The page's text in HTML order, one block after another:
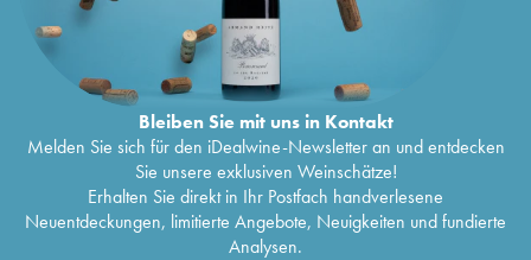
Bleiben Sie mit uns in Kontakt
Melden Sie sich für den iDealwine-Newsletter an und entdecken
Sie unsere exklusiven Weinschätze!
Erhalten Sie direkt in Ihr Postfach handverlesene
Neuentdeckungen, limitierte Angebote, Neuigkeiten und fundierte
Analysen.